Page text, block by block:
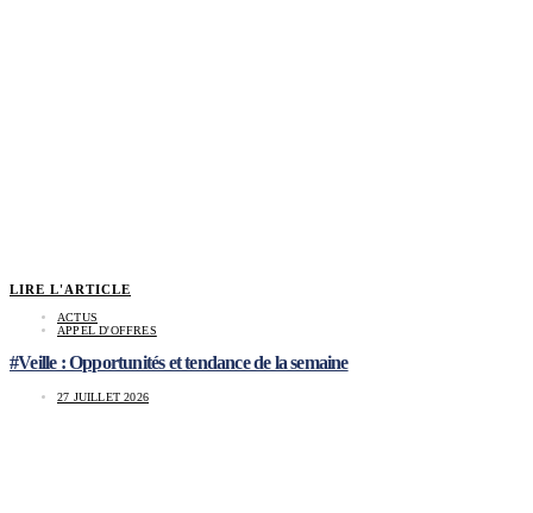
LIRE L'ARTICLE
ACTUS
APPEL D'OFFRES
#Veille : Opportunités et tendance de la semaine
27 JUILLET 2026